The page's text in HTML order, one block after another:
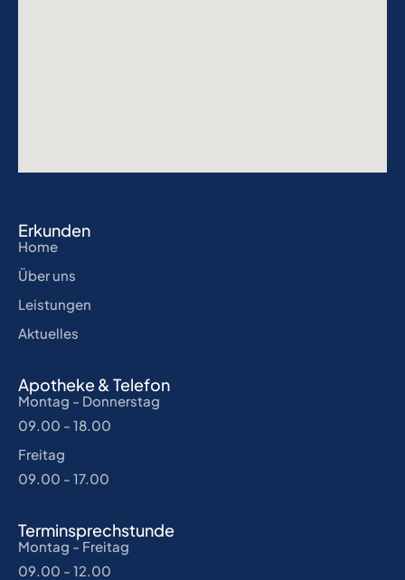
Erkunden
Home
Über uns
Leistungen
Aktuelles
Apotheke & Telefon
Montag - Donnerstag
09.00 - 18.00
Freitag
09.00 - 17.00
Terminsprechstunde
Montag - Freitag
09.00 - 12.00